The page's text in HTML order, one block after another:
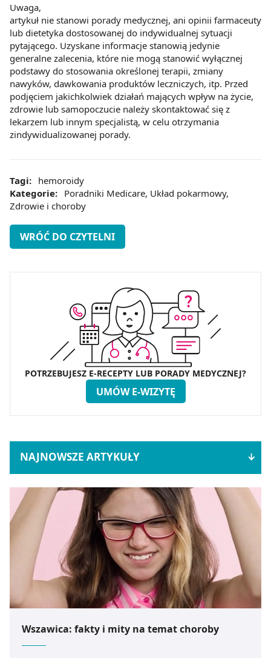
Uwaga,
artykuł nie stanowi porady medycznej, ani opinii farmaceuty
lub dietetyka dostosowanej do indywidualnej sytuacji
pytającego. Uzyskane informacje stanowią jedynie
generalne zalecenia, które nie mogą stanowić wyłącznej
podstawy do stosowania określonej terapii, zmiany
nawyków, dawkowania produktów leczniczych, itp. Przed
podjęciem jakichkolwiek działań mających wpływ na życie,
zdrowie lub samopoczucie należy skontaktować się z
lekarzem lub innym specjalistą, w celu otrzymania
zindywidualizowanej porady.
Tagi: hemoroidy
Kategorie: Poradniki Medicare, Układ pokarmowy,
Zdrowie i choroby
WRÓĆ DO CZYTELNI
POTRZEBUJESZ E-RECEPTY LUB PORADY MEDYCZNEJ?
UMÓW E-WIZYTĘ
NAJNOWSZE ARTYKUŁY
Wszawica: fakty i mity na temat choroby